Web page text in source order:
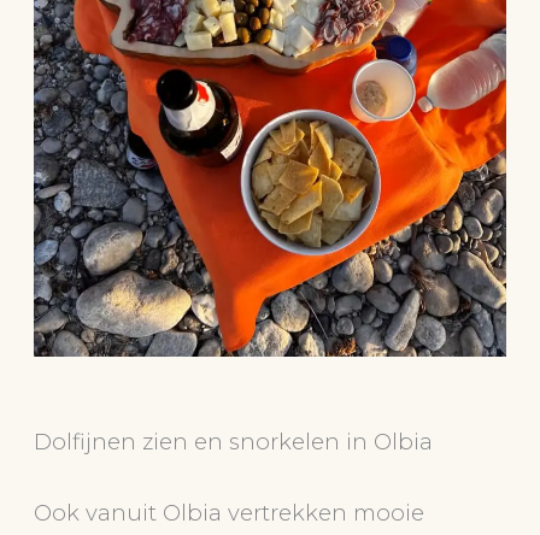
Dolfijnen zien en snorkelen in Olbia
Ook vanuit Olbia vertrekken mooie